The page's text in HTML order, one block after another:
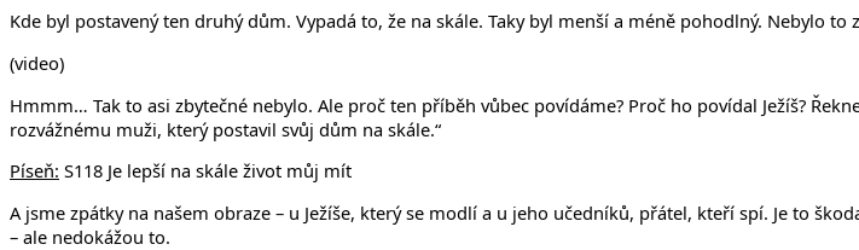
Kde byl postavený ten druhý dům. Vypadá to, že na skále. Taky byl menší a méně pohodlný. Nebylo to
(video)
Hmmm… Tak to asi zbytečné nebylo. Ale proč ten příběh vůbec povídáme? Proč ho povídal Ježíš?
rozvážnému muži, který postavil svůj dům na skále.“
Píseň: S118 Je lepší na skále život můj mít
A jsme zpátky na našem obraze – u Ježíše, který se modlí a u jeho učedníků, přátel, kteří spí. Je to
– ale nedokážou to.